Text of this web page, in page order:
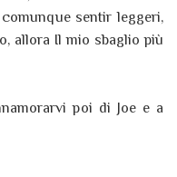
sentir leggeri,
allora Il mio sbaglio più
poi di Joe e a